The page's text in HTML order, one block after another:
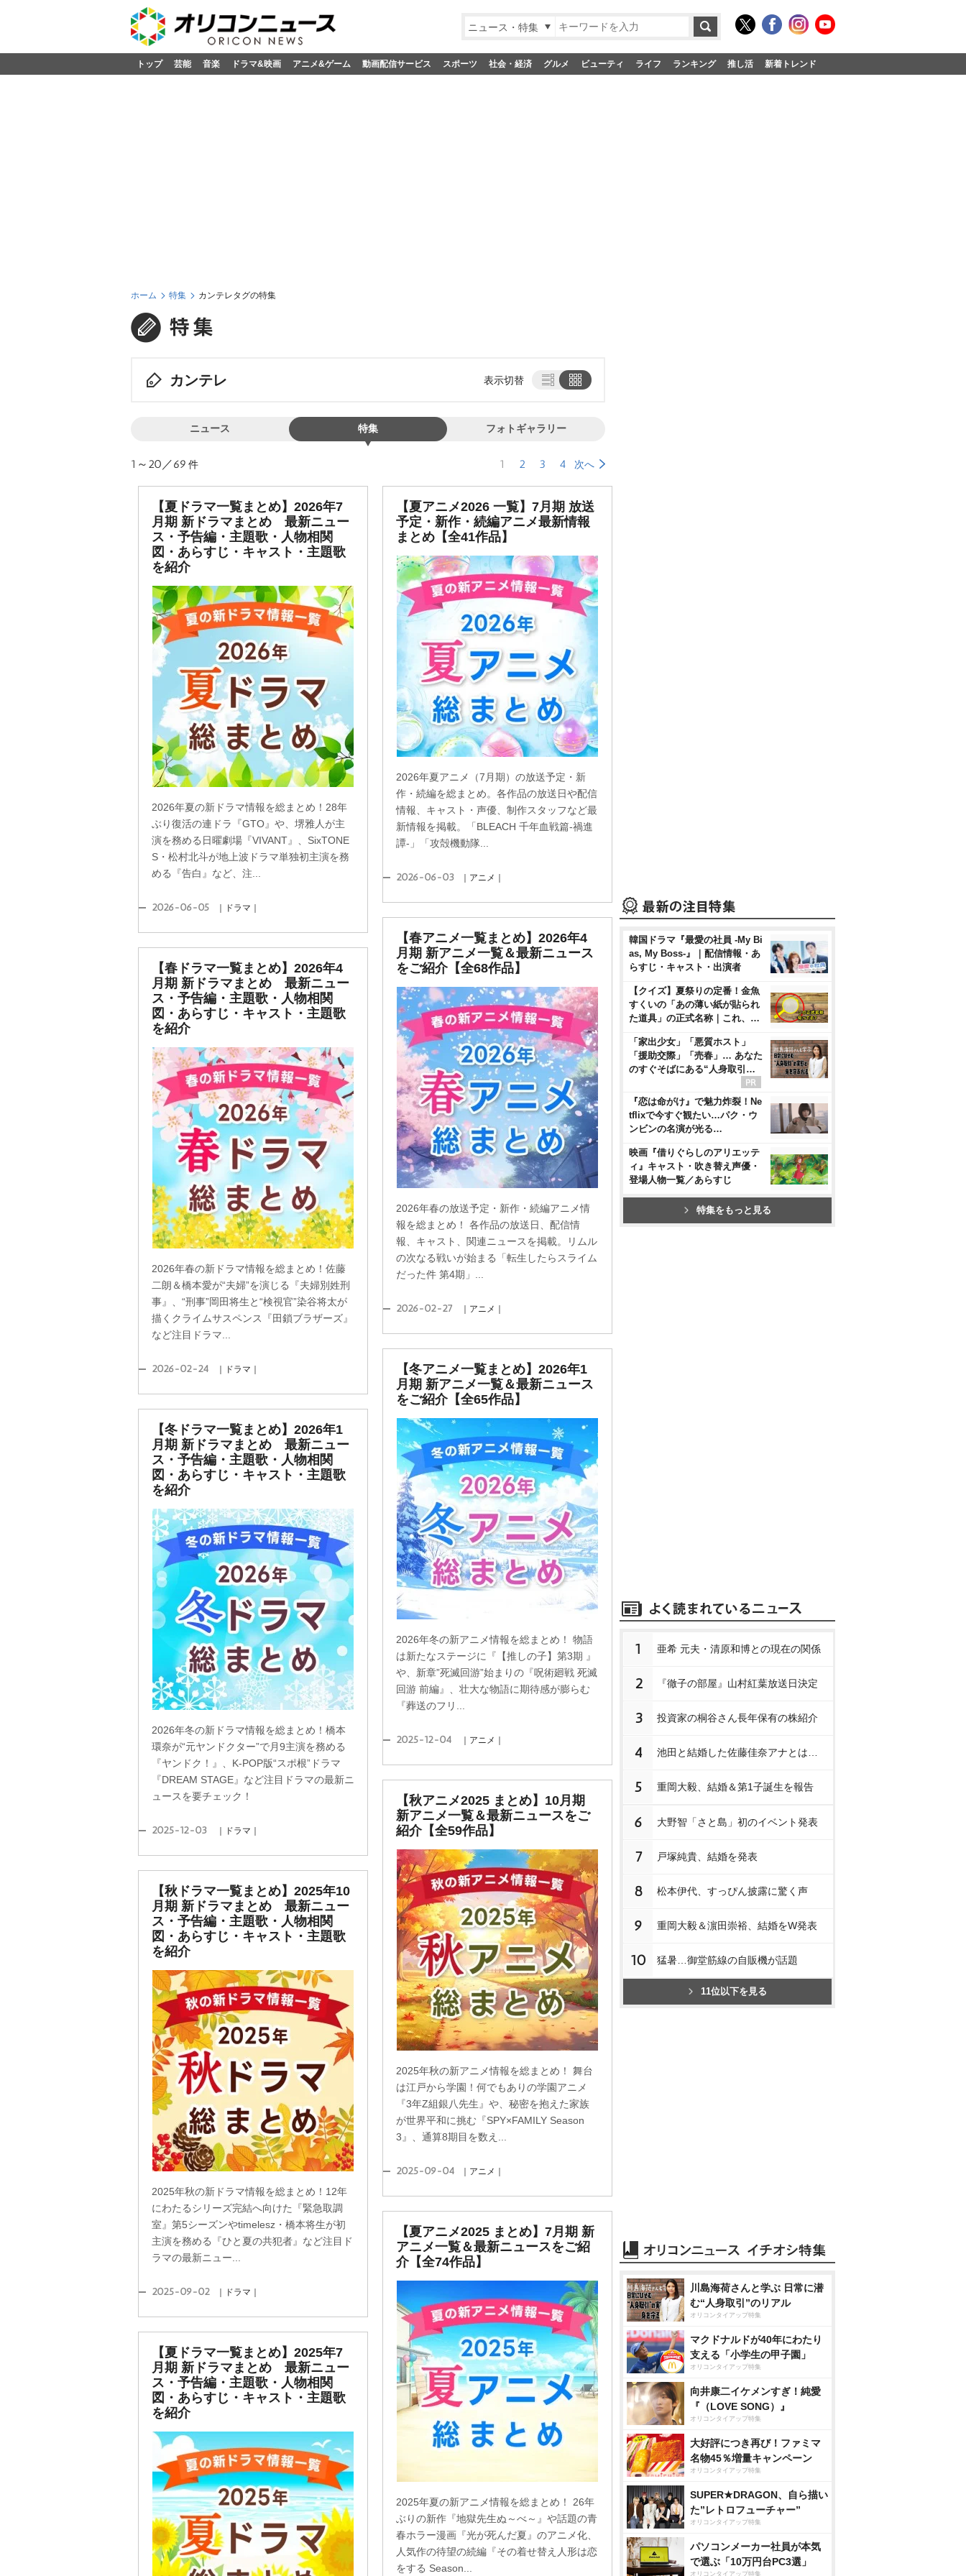
ニュース・特集
トップ 芸能 音楽 ドラマ&映画 アニメ&ゲーム 動画配信サービス スポーツ 社会・経済 グルメ ビューティ ライフ ランキング 推し活 新着トレンド
ホーム 特集 カンテレタグの特集
カンテレ 表示切替
ニュース 特集 フォトギャラリー
1～20／69 件 1 2 3 4 次へ
【夏ドラマ一覧まとめ】2026年7
月期 新ドラマまとめ 最新ニュー
ス・予告編・主題歌・人物相関
図・あらすじ・キャスト・主題歌
を紹介
2026年夏の新ドラマ情報を総まとめ！28年
ぶり復活の連ドラ『GTO』や、堺雅人が主
演を務める日曜劇場『VIVANT』、SixTONE
S・松村北斗が地上波ドラマ単独初主演を務
める『告白』など、注...
2026-06-05 ｜ドラマ｜
【夏アニメ2026 一覧】7月期 放送
予定・新作・続編アニメ最新情報
まとめ【全41作品】
2026年夏アニメ（7月期）の放送予定・新
作・続編を総まとめ。各作品の放送日や配信
情報、キャスト・声優、制作スタッフなど最
新情報を掲載。「BLEACH 千年血戦篇-禍進
譚-」「攻殻機動隊...
2026-06-03 ｜アニメ｜
【春アニメ一覧まとめ】2026年4
月期 新アニメ一覧＆最新ニュース
をご紹介【全68作品】
2026年春の放送予定・新作・続編アニメ情
報を総まとめ！ 各作品の放送日、配信情
報、キャスト、関連ニュースを掲載。リムル
の次なる戦いが始まる「転生したらスライム
だった件 第4期」...
2026-02-27 ｜アニメ｜
【春ドラマ一覧まとめ】2026年4
月期 新ドラマまとめ 最新ニュー
ス・予告編・主題歌・人物相関
図・あらすじ・キャスト・主題歌
を紹介
2026年春の新ドラマ情報を総まとめ！佐藤
二朗＆橋本愛が“夫婦”を演じる『夫婦別姓刑
事』、“刑事”岡田将生と“検視官”染谷将太が
描くクライムサスペンス『田鎖ブラザーズ』
など注目ドラマ...
2026-02-24 ｜ドラマ｜
【冬アニメ一覧まとめ】2026年1
月期 新アニメ一覧＆最新ニュース
をご紹介【全65作品】
2026年冬の新アニメ情報を総まとめ！ 物語
は新たなステージに『【推しの子】第3期 』
、新章”死滅回游”始まりの『呪術廻戦 死滅
回游 前編』、壮大な物語に期待感が膨らむ
『葬送のフリ...
2025-12-04 ｜アニメ｜
【冬ドラマ一覧まとめ】2026年1
月期 新ドラマまとめ 最新ニュー
ス・予告編・主題歌・人物相関
図・あらすじ・キャスト・主題歌
を紹介
2026年冬の新ドラマ情報を総まとめ！橋本
環奈が“元ヤンドクター”で月9主演を務める
『ヤンドク！』、K-POP版“スポ根”ドラマ
『DREAM STAGE』など注目ドラマの最新ニ
ュースを要チェック！
2025-12-03 ｜ドラマ｜
【秋アニメ2025 まとめ】10月期
新アニメ一覧＆最新ニュースをご
紹介【全59作品】
2025年秋の新アニメ情報を総まとめ！ 舞台
は江戸から学園！何でもありの学園アニメ
『3年Z組銀八先生』や、秘密を抱えた家族
が世界平和に挑む『SPY×FAMILY Season
3』、通算8期目を数え...
2025-09-04 ｜アニメ｜
【秋ドラマ一覧まとめ】2025年10
月期 新ドラマまとめ 最新ニュー
ス・予告編・主題歌・人物相関
図・あらすじ・キャスト・主題歌
を紹介
2025年秋の新ドラマ情報を総まとめ！12年
にわたるシリーズ完結へ向けた『緊急取調
室』第5シーズンやtimelesz・橋本将生が初
主演を務める『ひと夏の共犯者』など注目ド
ラマの最新ニュー...
2025-09-02 ｜ドラマ｜
【夏アニメ2025 まとめ】7月期 新
アニメ一覧＆最新ニュースをご紹
介【全74作品】
2025年夏の新アニメ情報を総まとめ！ 26年
ぶりの新作『地獄先生ぬ～べ～』や話題の青
春ホラー漫画『光が死んだ夏』のアニメ化、
人気作の待望の続編『その着せ替え人形は恋
をする Season...
【夏ドラマ一覧まとめ】2025年7
月期 新ドラマまとめ 最新ニュー
ス・予告編・主題歌・人物相関
図・あらすじ・キャスト・主題歌
を紹介
韓国ドラマ『最愛の社員 -My Bi
as, My Boss-』｜配信情報・あ
らすじ・キャスト・出演者
【クイズ】夏祭りの定番！金魚
すくいの「あの薄い紙が貼られ
た道具」の正式名称｜これ、…
「家出少女」「悪質ホスト」
「援助交際」「売春」… あなた
のすぐそばにある“人身取引…
『恋は命がけ』で魅力炸裂！Ne
tflixで今すぐ観たい…パク・ウ
ンビンの名演が光る…
映画『借りぐらしのアリエッテ
ィ』キャスト・吹き替え声優・
登場人物一覧／あらすじ
特集をもっと見る
1 亜希 元夫・清原和博との現在の関係
2 『徹子の部屋』山村紅葉放送日決定
3 投資家の桐谷さん長年保有の株紹介
4 池田と結婚した佐藤佳奈アナとは…
5 重岡大毅、結婚＆第1子誕生を報告
6 大野智「さと島」初のイベント発表
7 戸塚純貴、結婚を発表
8 松本伊代、すっぴん披露に驚く声
9 重岡大毅＆濵田崇裕、結婚をW発表
10 猛暑…御堂筋線の自販機が話題
11位以下を見る
川島海荷さんと学ぶ 日常に潜
む“人身取引”のリアル
オリコンタイアップ特集
マクドナルドが40年にわたり
支える「小学生の甲子園」
オリコンタイアップ特集
向井康二イケメンすぎ！純愛
『（LOVE SONG）』
オリコンタイアップ特集
大好評につき再び！ファミマ
名物45％増量キャンペーン
オリコンタイアップ特集
SUPER★DRAGON、自ら描い
た”レトロフューチャー”
オリコンタイアップ特集
パソコンメーカー社員が本気
で選ぶ「10万円台PC3選」
オリコンタイアップ特集